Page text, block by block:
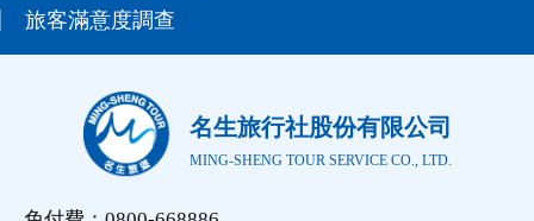
旅客滿意度調查
名生旅行社股份有限公司
MING-SHENG TOUR SERVICE CO., LTD.